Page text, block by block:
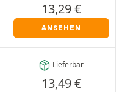
13,29€
ANSEHEN
Lieferbar
13,49€